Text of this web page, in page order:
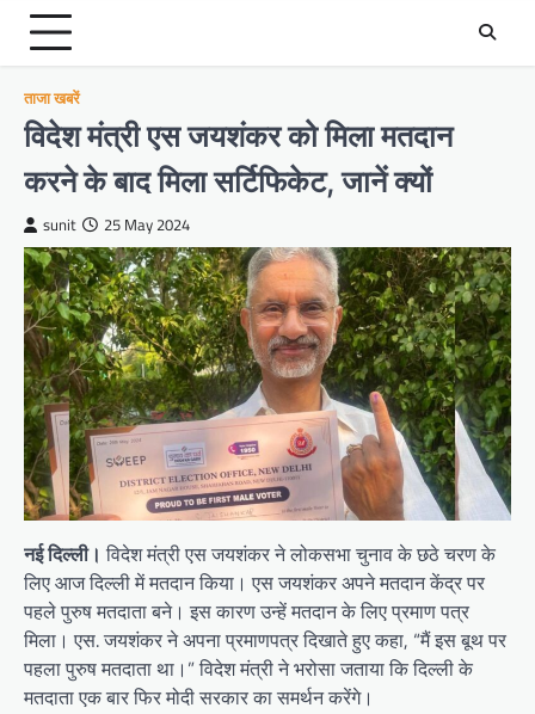
ताजा खबरें
विदेश मंत्री एस जयशंकर को मिला मतदान
करने के बाद मिला सर्टिफिकेट, जानें क्यों
sunit 25 May 2024
नई दिल्ली। विदेश मंत्री एस जयशंकर ने लोकसभा चुनाव के छठे चरण के
लिए आज दिल्ली में मतदान किया। एस जयशंकर अपने मतदान केंद्र पर
पहले पुरुष मतदाता बने। इस कारण उन्हें मतदान के लिए प्रमाण पत्र
मिला। एस. जयशंकर ने अपना प्रमाणपत्र दिखाते हुए कहा, “मैं इस बूथ पर
पहला पुरुष मतदाता था।” विदेश मंत्री ने भरोसा जताया कि दिल्ली के
मतदाता एक बार फिर मोदी सरकार का समर्थन करेंगे।